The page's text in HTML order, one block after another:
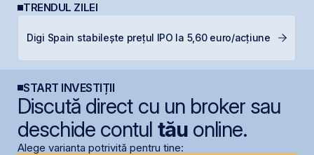
TRENDUL ZILEI
Digi Spain stabilește prețul IPO la 5,60 euro/acțiune
START INVESTIȚII
Discută direct cu un broker sau
deschide contul tăuonline.
Alege varianta potrivită pentru tine: